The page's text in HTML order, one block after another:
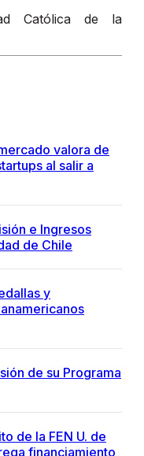
Católica de la
valora de
al salir a
e Ingresos
de Chile
y
de su Programa
de la FEN U. de
financiamiento